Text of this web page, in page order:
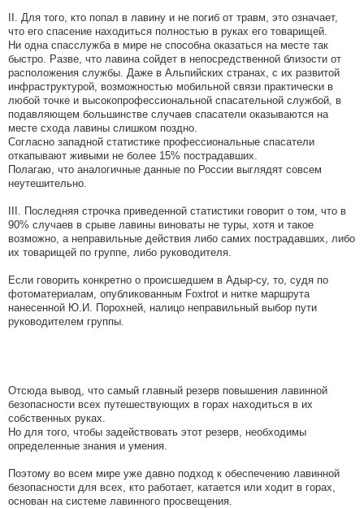
II. Для того, кто попал в лавину и не погиб от травм, это означает,
что его спасение находиться полностью в руках его товарищей.
Ни одна спасслужба в мире не способна оказаться на месте так
быстро. Разве, что лавина сойдет в непосредственной близости от
расположения службы. Даже в Альпийских странах, с их развитой
инфраструктурой, возможностью мобильной связи практически в
любой точке и высокопрофессиональной спасательной службой, в
подавляющем большинстве случаев спасатели оказываются на
месте схода лавины слишком поздно.
Согласно западной статистике профессиональные спасатели
откапывают живыми не более 15% пострадавших.
Полагаю, что аналогичные данные по России выглядят совсем
неутешительно.
III. Последняя строчка приведенной статистики говорит о том, что в
90% случаев в срыве лавины виноваты не туры, хотя и такое
возможно, а неправильные действия либо самих пострадавших, либо
их товарищей по группе, либо руководителя.
Если говорить конкретно о происшедшем в Адыр-су, то, судя по
фотоматериалам, опубликованным Foxtrot и нитке маршрута
нанесенной Ю.И. Порохней, налицо неправильный выбор пути
руководителем группы.
Отсюда вывод, что самый главный резерв повышения лавинной
безопасности всех путешествующих в горах находиться в их
собственных руках.
Но для того, чтобы задействовать этот резерв, необходимы
определенные знания и умения.
Поэтому во всем мире уже давно подход к обеспечению лавинной
безопасности для всех, кто работает, катается или ходит в горах,
основан на системе лавинного просвещения.